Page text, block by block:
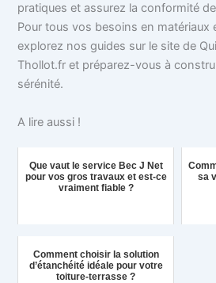
pratiques et assurez la conformité
Pour tous vos besoins en matériaux
explorez nos guides sur le site de
Thollot.fr et préparez-vous à
sérénité.
A lire aussi !
Que vaut le service Bec J Net
pour vos gros travaux et est-ce
vraiment fiable ?
sa
Comment choisir la solution
d’étanchéité idéale pour votre
toiture-terrasse ?